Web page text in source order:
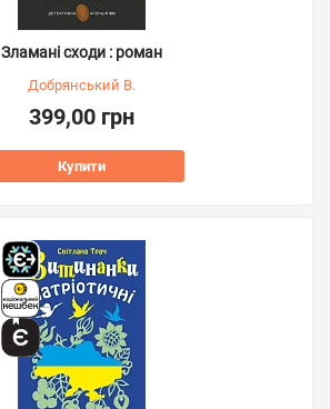
Зламані сходи : роман
Добрянський В.
399,00 грн
Купити